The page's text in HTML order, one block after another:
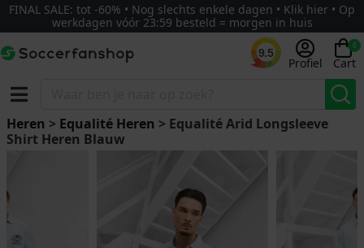
FINAL SALE: tot -60% • Nog slechts enkele dagen • Klik hier • Op
werkdagen vóór 23:59 besteld = morgen in huis
9.5
Profiel
0
Cart
Heren > Equalité Heren > Equalité Arid Longsleeve
Shirt Heren Blauw